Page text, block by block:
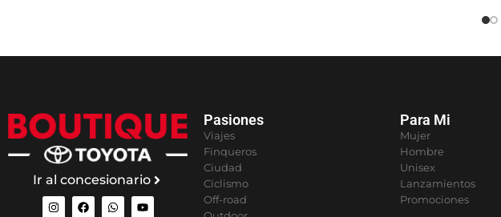
Ir al concesionario
Pasiones
Viajes
Finqueros
Ciudad
Ciclismo
Off-road
Para Mi
Mujer
Hombre
Unisex
Lanzamientos
Promociones